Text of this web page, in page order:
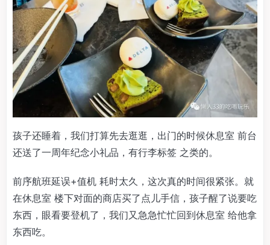
孩子还睡着，我们打算先去逛逛，出门的时候休息室 前台
还送了一周年纪念小礼品，有行李标签 之类的。
前序航班延误+值机 耗时太久，这次真的时间很紧张。就
在休息室 楼下对面的商店买了点儿手信，孩子醒了说要吃
东西，眼看要登机了，我们又急急忙忙回到休息室 给他拿
东西吃。